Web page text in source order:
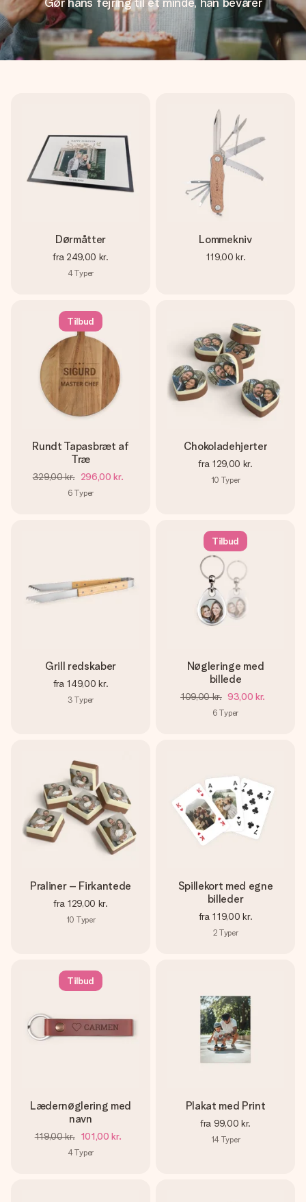
Dørmåtter
fra 249,00 kr.
4Typer
Lommekniv
119,00 kr.
Tilbud
Rundt Tapasbræt af
Træ
329,00 kr. 296,00 kr.
6 Typer
Chokoladehjerter
fra 129,00 kr.
10 Typer
Grill redskaber
fra 149,00 kr.
3 Typer
Tilbud
Nøgleringe med
billede
109,00 kr. 93,00 kr.
6 Typer
Praliner – Firkantede
fra 129,00 kr.
10 Typer
Spillekort med egne
billeder
fra 119,00 kr.
2 Typer
Tilbud
Lædernøglering med
navn
119,00 kr. 101,00 kr.
4Typer
Plakat med Print
fra 99,00 kr.
14 Typer